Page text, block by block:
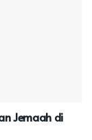
Jemaah di